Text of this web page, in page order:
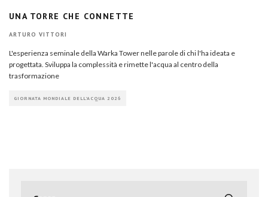
UNA TORRE CHE CONNETTE
ARTURO VITTORI
L'esperienza seminale della Warka Tower nelle parole di chi l'ha ideata e
progettata. Sviluppa la complessità e rimette l'acqua al centro della
trasformazione
GIORNATA MONDIALE DELL'ACQUA 2026